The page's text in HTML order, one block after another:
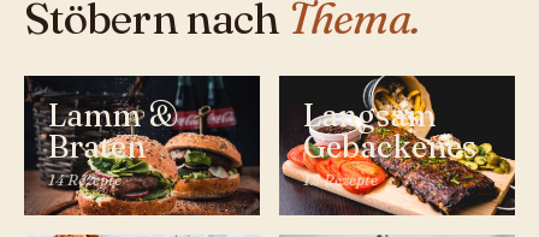
Stöbern nach Thema.
Lamm &
Braten
14 Rezepte
Langsam
Gebackenes
12 Rezepte